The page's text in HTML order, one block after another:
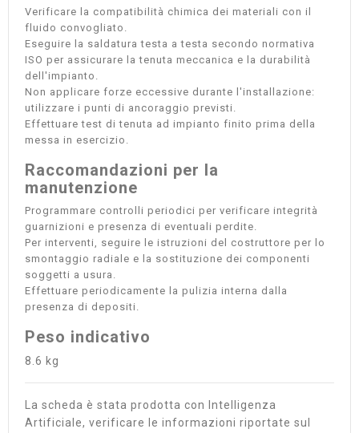
Verificare la compatibilità chimica dei materiali con il
fluido convogliato.
Eseguire la saldatura testa a testa secondo normativa
ISO per assicurare la tenuta meccanica e la durabilità
dell'impianto.
Non applicare forze eccessive durante l'installazione:
utilizzare i punti di ancoraggio previsti.
Effettuare test di tenuta ad impianto finito prima della
messa in esercizio.
Raccomandazioni per la
manutenzione
Programmare controlli periodici per verificare integrità
guarnizioni e presenza di eventuali perdite.
Per interventi, seguire le istruzioni del costruttore per lo
smontaggio radiale e la sostituzione dei componenti
soggetti a usura.
Effettuare periodicamente la pulizia interna dalla
presenza di depositi.
Peso indicativo
8.6 kg
La scheda è stata prodotta con Intelligenza
Artificiale, verificare le informazioni riportate sul